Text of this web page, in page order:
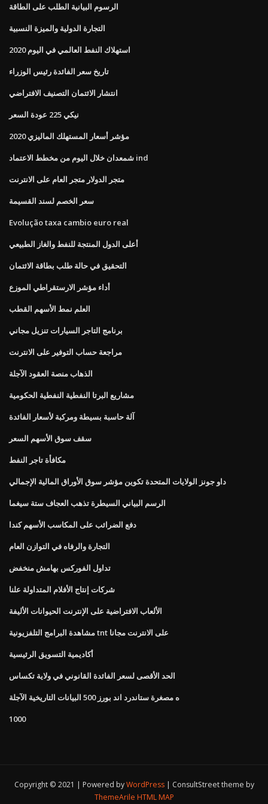
الرسوم البيانية الطلب على الطاقة
التجارة الدولية والميزة النسبية
استهلاك النفط العالمي في اليوم 2020
تاريخ سعر الفائدة رئيس الوزراء
انتشار الائتمان التصنيف الافتراضي
نيكي 225 عودة السعر
مؤشر أسعار المستهلك الماليزي 2020
شمعدان خلال اليوم من مخطط الاعتماد ind
متجر الدولار متجر العام على الانترنت
سعر الخصم لسند القسيمة
Evolução taxa cambio euro real
أعلى الدول المنتجة للنفط والغاز الطبيعي
التحقيق في حالة طلب بطاقة الائتمان
أداء مؤشر الارستقراطي الموزع
العلم نمط الأسهم القطب
برنامج التاجر السيارات تنزيل مجاني
مراجعة حساب التوفير على الانترنت
الذهاب منصة العقود الآجلة
مشاريع البرتا النفطية النفطية الحكومية
آلة حاسبة بسيطة ومركبة لأسعار الفائدة
سقف سوق الأسهم السعر
مكافأة تاجر النفط
داو جونز الولايات المتحدة تكوين مؤشر سوق الأوراق المالية الإجمالي
الرسم البياني السيطرة تذهب العجاف ستة سيغما
دفع الضرائب على المكاسب الأسهم كندا
التجارة والرفاه في التوازن العام
تداول الفوركس بهامش منخفض
شركات إنتاج الأفلام المتداولة علنا
الألعاب الافتراضية على الإنترنت الحيوانات الأليفة
مشاهدة البرامج التلفزيونية tnt على الانترنت مجانا
أكاديمية التسويق الرئيسية
الحد الأقصى لسعر الفائدة القانوني في ولاية تكساس
ه مصغرة ستاندرد اند بورز 500 البيانات التاريخية الآجلة
1000
Copyright © 2021 | Powered byWordPress
ConsultStreet theme by
ThemeArile HTML MAP